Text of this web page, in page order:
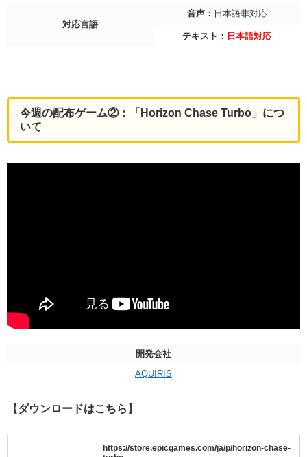
対応言語
音声： 日本語非対応
テキスト： 日本語対応
今週の配布ゲーム②：「Horizon Chase Turbo」につ
いて
開発会社
AQUIRIS
【ダウンロードはこちら】
https://store.epicgames.com/ja/p/horizon-chase-